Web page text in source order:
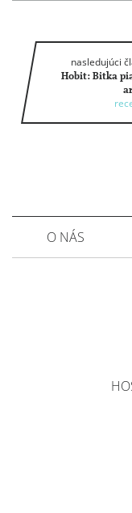
nasledujúci
Hobit: Bitka
O NÁS